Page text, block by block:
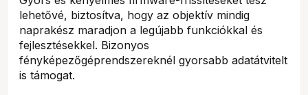
lehetővé, biztosítva, hogy az objektív mindig
naprakész maradjon a legújabb funkciókkal és
fejlesztésekkel. Bizonyos
fényképezőgéprendszereknél gyorsabb adatátvitelt
is támogat.